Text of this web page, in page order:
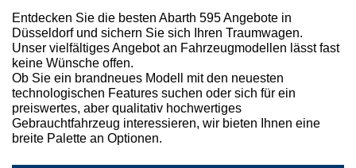
Entdecken Sie die besten Abarth 595 Angebote in
Düsseldorf und sichern Sie sich Ihren Traumwagen.
Unser vielfältiges Angebot an Fahrzeugmodellen lässt fast
keine Wünsche offen.
Ob Sie ein brandneues Modell mit den neuesten
technologischen Features suchen oder sich für ein
preiswertes, aber qualitativ hochwertiges
Gebrauchtfahrzeug interessieren, wir bieten Ihnen eine
breite Palette an Optionen.